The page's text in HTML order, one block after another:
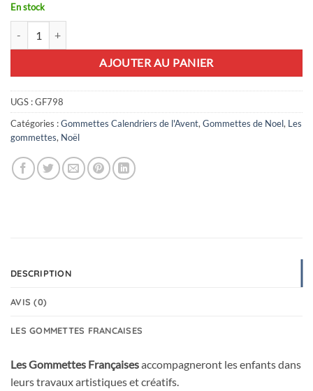
En stock
AJOUTER AU PANIER
UGS :GF798
Catégories :Gommettes Calendriers de l'Avent,Gommettes de Noel, Les
gommettes, Noël
DESCRIPTION
AVIS (0)
LES GOMMETTES FRANCAISES
Les Gommettes Françaisesaccompagneront les enfants dans
leurs travaux artistiques et créatifs.